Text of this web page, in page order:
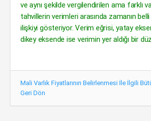
ve aynı şekilde vergilendirilen ama farklı
tahvillerin verimleri arasında zamanın
ilişkiyi gösteriyor. Verim eğrisi, yatay
dikey eksende ise verimin yer aldığı bir
Mali Varlık Fiyatlarının Belirlenmesi İle İlgili
Geri Dön